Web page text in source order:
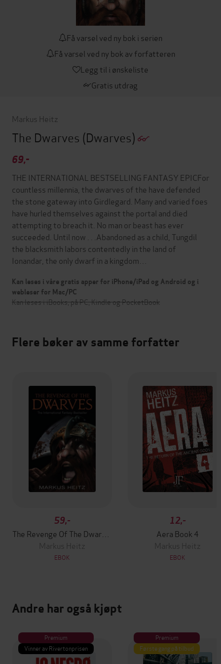
Få varsel ved ny bok i serien
Få varsel ved ny bok av forfatteren
Legg til i ønskeliste
Gratis utdrag
Markus Heitz
The Dwarves (Dwarves)
69,-
THE INTERNATIONAL BESTSELLING FANTASY EPICFor
countless millennia, the dwarves of the have defended
the stone gateway into Girdlegard. Many and varied foes
have hurled themselves against the portal and died
attempting to breach it. No man or beast has ever
succeeded. Until now . . .Abandoned as a child, Tungdil
the blacksmith labors contentedly in the land of
Ionandar, the only dwarf in a kingdom…
Kan leses i våre gratis apper for iPhone/iPad og Android og i
webleser for Mac/PC
Kan leses i iBooks, på PC, Kindle og PocketBook
Flere bøker av samme forfatter
59,-
Markus Heitz
EBOK
12,-
Aera Book 4
Markus Heitz
EBOK
Andre har også kjøpt
Premium
Vinner av Rivertonprisen
Premium
Første gang på tilbud